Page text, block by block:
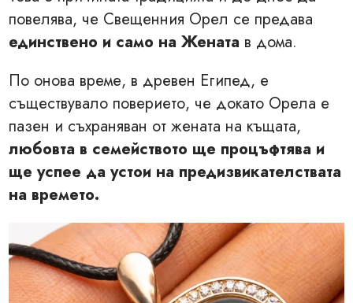
повелява, че Свещенния Орел се предава
единствено и само на Жената в дома.
По онова време, в древен Египед, е
съществувало поверието, че докато Орела е
пазен и съхраняван от жената на къщата,
любовта в семейството ще процъфтява и
ще успее да устои на предизвикателствата
на времето.